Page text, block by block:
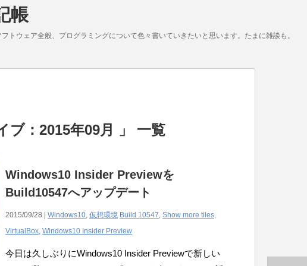
帳
トウェア全般、プログラミングについて色々書いていきたいと思います。たまに雑談も。
ブ：2015年09月 」 一覧
Windows10 Insider Previewを
Build10547へアップデート
2015/09/28 | Windows10, 仮想環境 Build 10547, Show more tiles,
VirtualBox, Windows10 Insider Preview
今日は久しぶりにWindows10 Insider Previewで新しい